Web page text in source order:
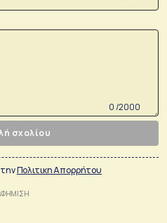
0 /2000
σχολίου
τηνΠολιτικη Απορρήτου